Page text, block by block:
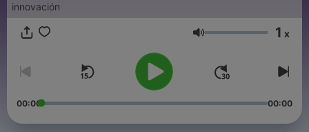
innovación
Гучність 1 x
00:00 00:00